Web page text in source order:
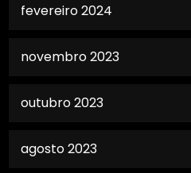
fevereiro 2024
novembro 2023
outubro 2023
agosto 2023